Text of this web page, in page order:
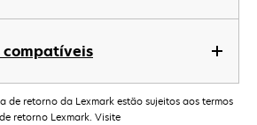
compatíveis
de retorno da Lexmark estão sujeitos aos termos
retorno Lexmark. Visite